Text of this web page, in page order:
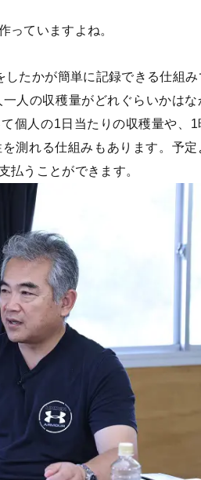
っていますよね。
たかが簡単に記録できる仕組み
人の収穫量がどれぐらいかは
個人の1日当たりの収穫量や、1
測れる仕組みもあります。予定
払うことができます。